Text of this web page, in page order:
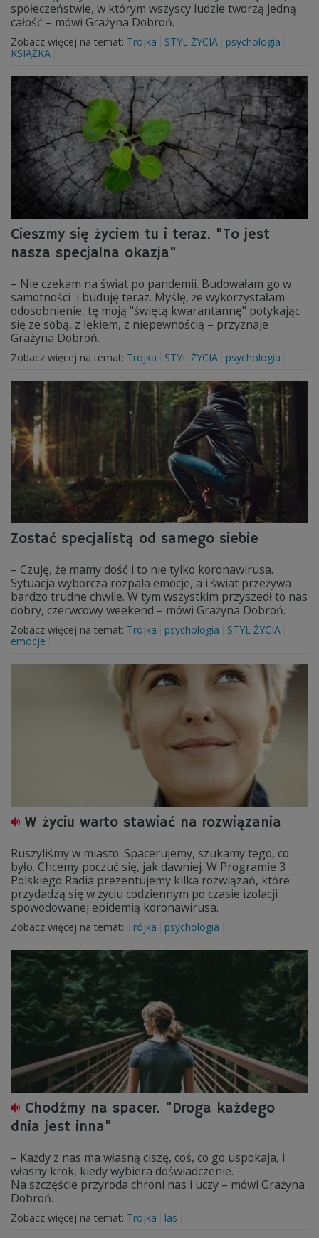
społeczeństwie, w którym wszyscy ludzie tworzą jedną
całość – mówi Grażyna Dobroń.
Zobacz więcej na temat: Trójka STYL ŻYCIA
psychologia
KSIĄŻKA
Cieszmy się życiem tu i teraz. "To jest
nasza specjalna okazja"
– Nie czekam na świat po pandemii. Budowałam go w
samotności i buduję teraz. Myślę, że wykorzystałam
odosobnienie, tę moją "świętą kwarantannę" potykając
się ze sobą, z lękiem, z niepewnością – przyznaje
Grażyna Dobroń.
Zobacz więcej na temat: Trójka STYL ŻYCIA psychologia
Zostać specjalistą od samego siebie
– Czuję, że mamy dość i to nie tylko koronawirusa.
Sytuacja wyborcza rozpala emocje, a i świat przeżywa
bardzo trudne chwile. W tym wszystkim przyszedł to nas
dobry, czerwcowy weekend – mówi Grażyna Dobroń.
Zobacz więcej na temat: Trójka psychologia
STYL ŻYCIA
emocje
W życiu warto stawiać na rozwiązania
Ruszyliśmy w miasto. Spacerujemy, szukamy tego, co
było. Chcemy poczuć się, jak dawniej. W Programie 3
Polskiego Radia prezentujemy kilka rozwiązań, które
przydadzą się w życiu codziennym po czasie izolacji
spowodowanej epidemią koronawirusa.
Zobacz więcej na temat: Trójka psychologia
Chodźmy na spacer. "Droga każdego
dnia jest inna"
– Każdy z nas ma własną ciszę, coś, co go uspokaja, i
własny krok, kiedy wybiera doświadczenie.
Na szczęście przyroda chroni nas i uczy – mówi Grażyna
Dobroń.
Zobacz więcej na temat: Trójka las